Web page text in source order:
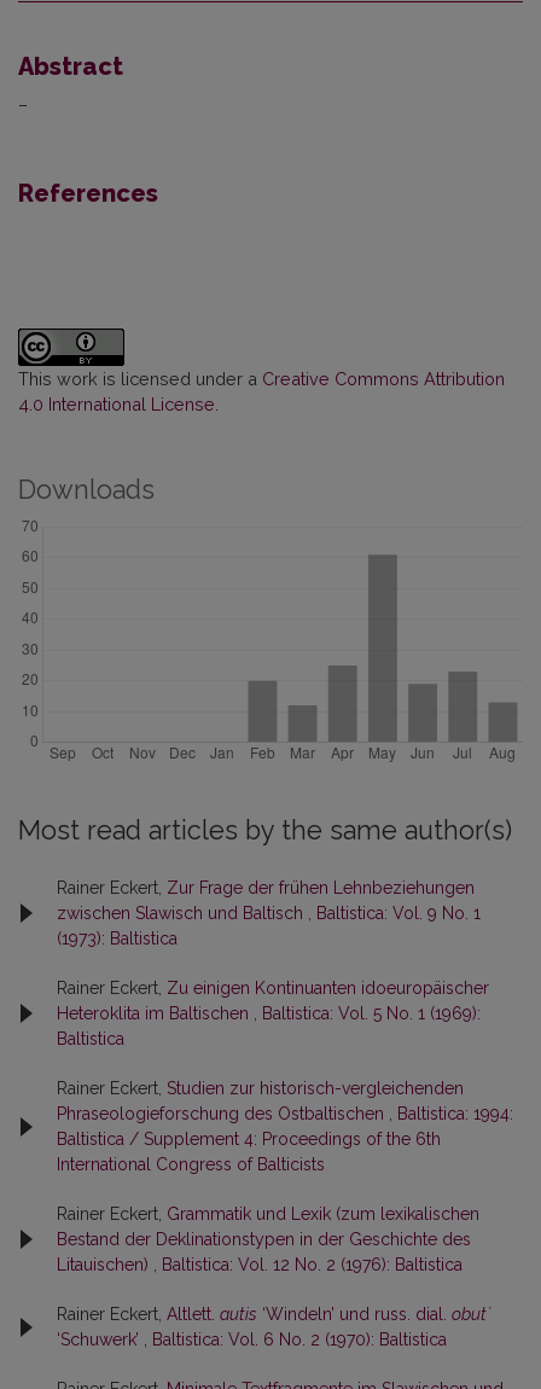
Abstract
–
References
This work is licensed under a Creative Commons Attribution
4.0 International License
Downloads
Most read articles by the same author(s)
Rainer Eckert, Zur Frage der frühen Lehnbeziehungen
zwischen Slawisch und Baltisch
Baltistica: Vol. 9 No. 1
(1973): Baltistica
Rainer Eckert, Zu einigen Kontinuanten idoeuropäischer
Heteroklita im Baltischen
Baltistica: Vol. 5 No. 1 (1969):
Baltistica
Rainer Eckert, Studien zur historisch-vergleichenden
Phraseologieforschung des Ostbaltischen
Baltistica: 1994:
Baltistica / Supplement 4: Proceedings of the 6th
International Congress of Balticists
Rainer Eckert, Grammatik und Lexik (zum lexikalischen
Bestand der Deklinationstypen in der Geschichte des
Litauischen)
Baltistica: Vol. 12 No. 2 (1976): Baltistica
Rainer Eckert, Altlett. autis ‘Windeln’ und russ. dial. obut´
‘Schuwerk’
Baltistica: Vol. 6 No. 2 (1970): Baltistica